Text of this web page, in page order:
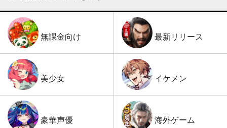
無課金向け 最新リリース
美少女 イケメン
豪華声優 海外ゲーム